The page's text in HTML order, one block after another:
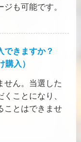
も可能です。
できますか？
購入）
せん。当選した
ことになり、
ことはできませ